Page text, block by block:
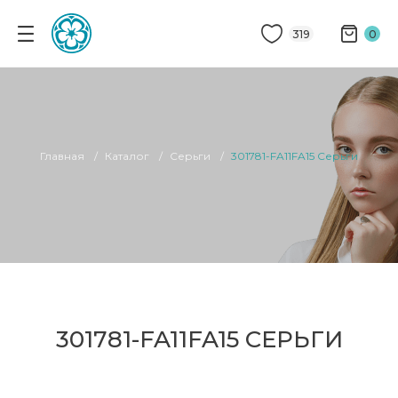
319 0
Главная Каталог Серьги 301781-FA11FA15 Серьги
301781-FA11FA15 СЕРЬГИ